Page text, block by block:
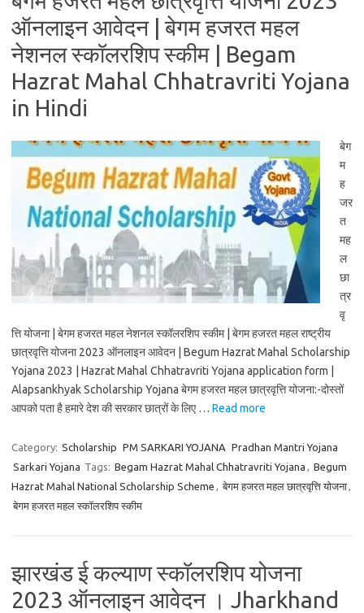
ऑनलाइन आवेदन | बेगम हजरत महल
नेशनल स्कॉलरशिप स्कीम | Begam
Hazrat Mahal Chhatravriti Yojana
in Hindi
बेग
म
ह
जर
त
मह
ल
छा
त्र
वृ
त्ति योजना | बेगम हजरत महल नेशनल स्कॉलरशिप स्कीम | बेगम हजरत महल राष्ट्रीय
छात्रवृत्ति योजना 2023 ऑनलाइन आवेदन | Begum Hazrat Mahal Scholarship
Yojana 2023 | Hazrat Mahal Chhatravriti Yojana application form |
Alapsankhyak Scholarship Yojana बेगम हजरत महल छात्रवृत्ति योजना:-दोस्तों
आपको पता है हमारे देश की सरकार छात्रों के लिए … Read more
Category: Scholarship PM SARKARI YOJANA Pradhan Mantri Yojana
Sarkari Yojana Tags: Begam Hazrat Mahal Chhatravriti Yojana , Begum
Hazrat Mahal National Scholarship Scheme , बेगम हजरत महल छात्रवृत्ति योजना,
बेगम हजरत महल स्कॉलरशिप स्कीम
झारखंड ई कल्याण स्कॉलरशिप योजना
2023 ऑनलाइन आवेदन । Jharkhand